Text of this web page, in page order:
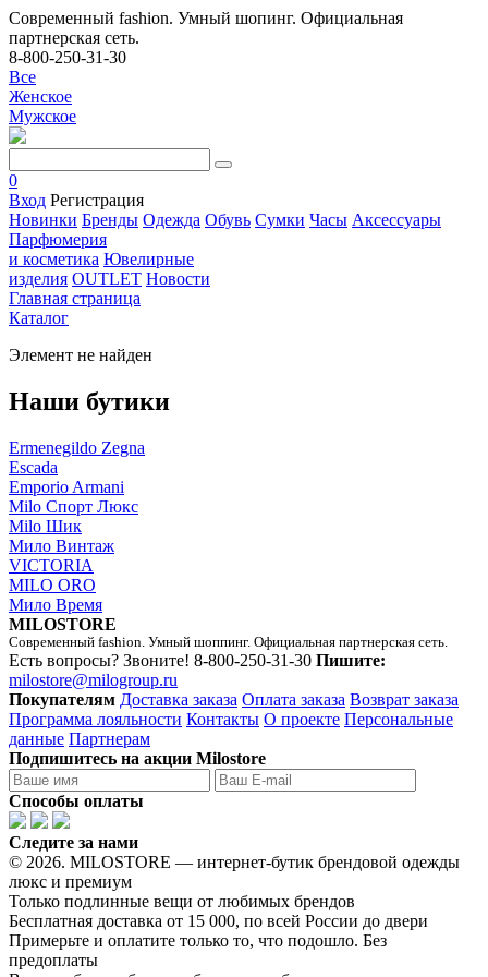
Современный fashion. Умный шопинг. Официальная
партнерская сеть.
8-800-250-31-30
Все
Женское
Мужское
0
Вход Регистрация
Новинки Бренды Одежда Обувь Сумки Часы Аксессуары
Парфюмерия
и косметика Ювелирные
изделия OUTLET Новости
Главная страница
Каталог
Элемент не найден
Наши бутики
Ermenegildo Zegna
Escada
Emporio Armani
Milo Спорт Люкс
Milo Шик
Мило Винтаж
VICTORIA
MILO ORO
Мило Время
MILOSTORE
Современный fashion. Умный шоппинг. Официальная партнерская сеть.
Есть вопросы? Звоните! 8-800-250-31-30 Пишите:
milostore@milogroup.ru
Покупателям Доставка заказа Оплата заказа Возврат заказа
Программа лояльности Контакты О проекте Персональные
данные Партнерам
Подпишитесь на акции Milostore
Способы оплаты
Следите за нами
© 2026. MILOSTORE — интернет-бутик брендовой одежды
люкс и премиум
Только подлинные вещи от любимых брендов
Бесплатная доставка от 15 000, по всей России до двери
Примерьте и оплатите только то, что подошло. Без
предоплаты